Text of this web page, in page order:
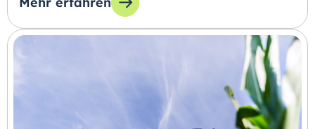
zum Thema: Wie Sie Azubis stressfrei durch